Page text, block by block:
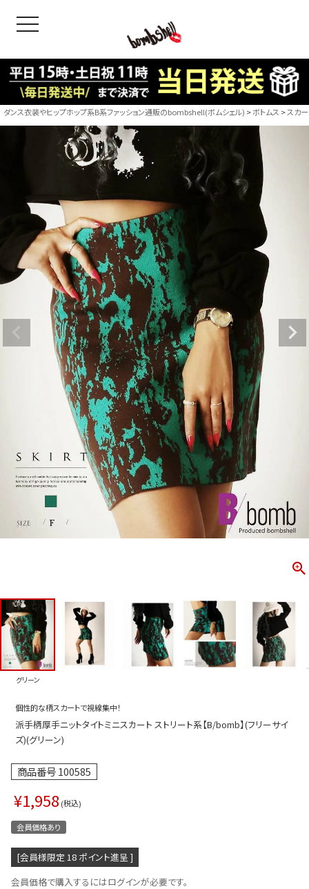
toggle navigation
＝ボムシェル】はダンス衣装専門ブランド。
衣装ならお任せ！オリジナル衣装やダンス衣装のトータル
ィネートのご提案。 ボムシェルならではの最新で斬新な
えをお届け。 撮影で使用してる小物や靴などダンサー必
ーデはイメージしやすく、全てボムシェルでご購入可能。
とは差別化出来るしっかりした衣装のご提案はダンサー
ージ映えを全力で応援してます。
商品一覧
CONTENTS
ス
ス
アップ
ース
インワン／サロペット
ラ・ニップレス
B/bomb
【B/
「これど
好き女子
レッスン
シルエット
ンなど、幅
新作
トップス
ボトムス
ダンス衣装やヒップホップ系B系ファッション通販のbombshell(ボムシェル) ボトムス スカー
グリーン
個性的な柄スカートで視線集中！
派手柄厚手ニットタイトミニスカート ストリート系【B/bomb】(フリーサイ
ズ)(グリーン)
商品番号100585
¥1,958 税込
会員価格あり
[会員様限定 18 ポイント進呈 ]
会員価格で購入するにはログインが必要です。